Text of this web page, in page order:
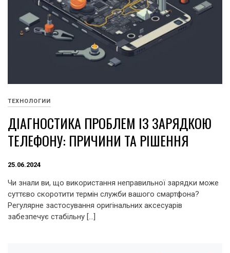
ТЕХНОЛОГИИ
ДІАГНОСТИКА ПРОБЛЕМ ІЗ ЗАРЯДКОЮ
ТЕЛЕФОНУ: ПРИЧИНИ ТА РІШЕННЯ
25.06.2024
Чи знали ви, що використання неправильної зарядки може
суттєво скоротити термін служби вашого смартфона?
Регулярне застосування оригінальних аксесуарів
забезпечує стабільну […]